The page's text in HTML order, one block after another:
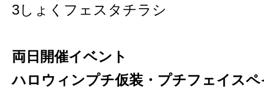
3しょくフェスタチラシ
両日開催イベント
ハロウィンプチ仮装・プチフェイス